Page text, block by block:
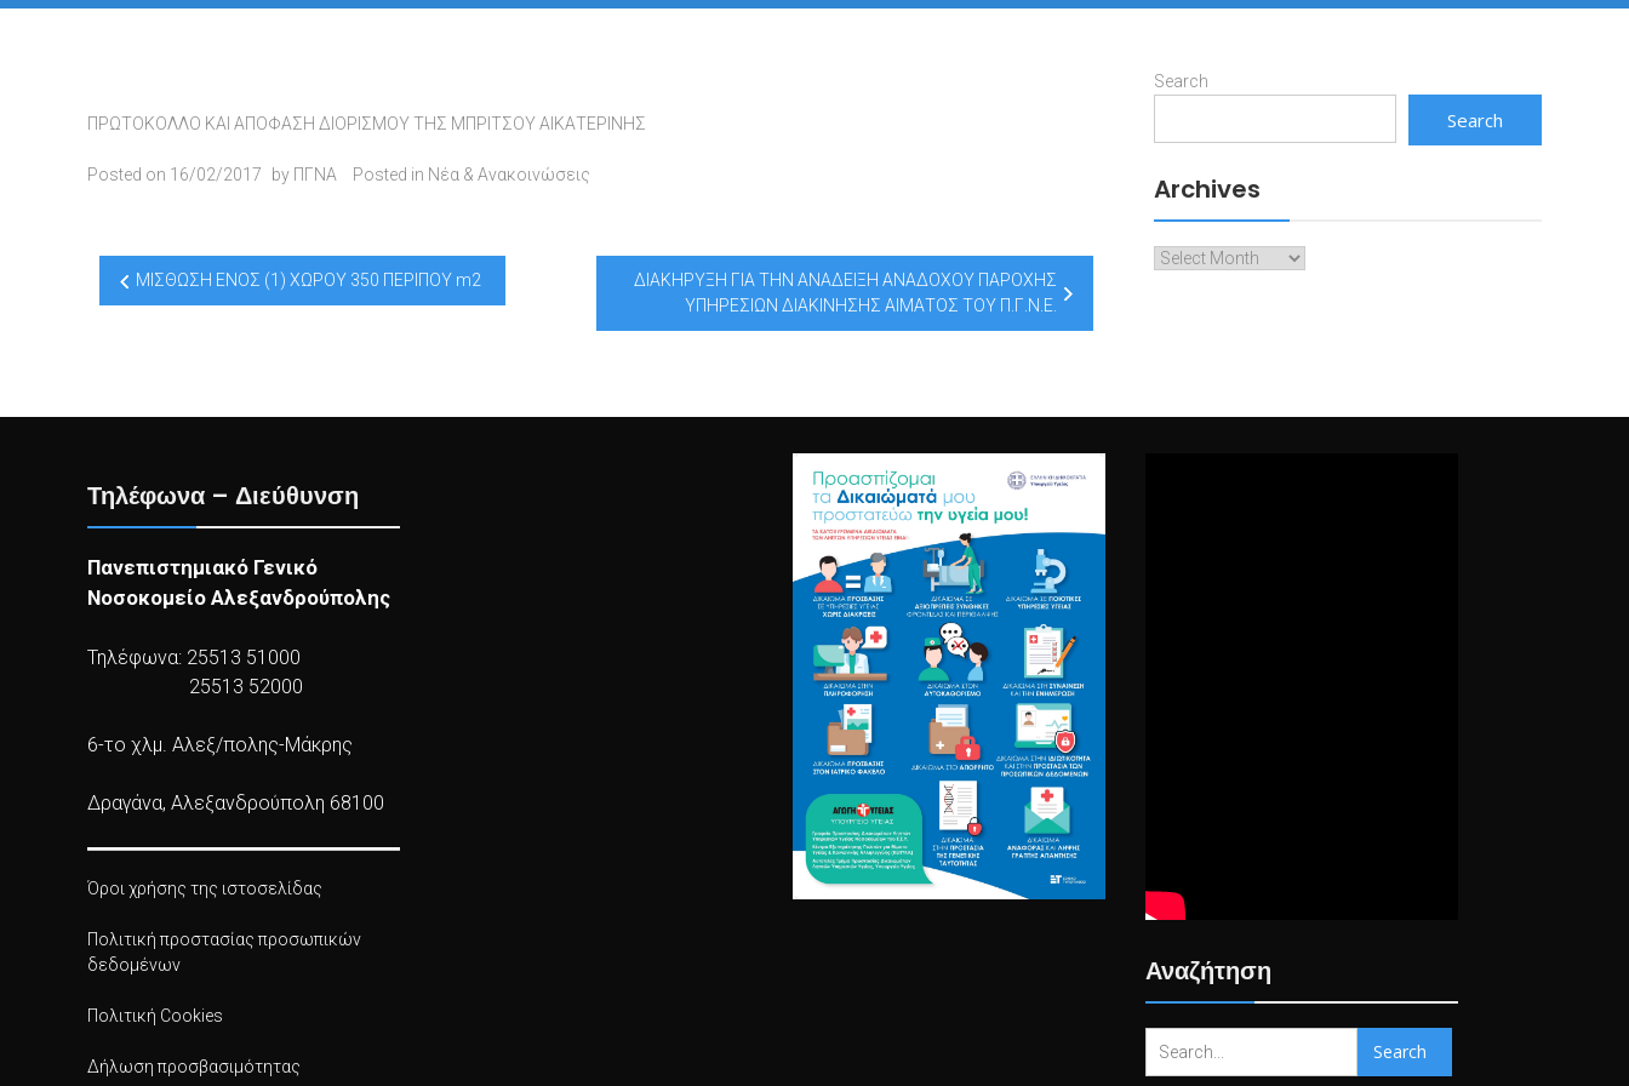
ΠΡΩΤΟΚΟΛΛΟ ΚΑΙ ΑΠΟΦΑΣΗ ΔΙΟΡΙΣΜΟΥ ΤΗΣ ΜΠΡΙΤΣΟΥ ΑΙΚΑΤΕΡΙΝΗΣ
Posted on 16/02/2017 by ΠΓΝΑ Posted in Νέα & Ανακοινώσεις
Post
navigation
ΜΙΣΘΩΣΗ ΕΝΟΣ (1) ΧΩΡΟΥ 350 ΠΕΡΙΠΟΥ m2
ΔΙΑΚΗΡΥΞΗ ΓΙΑ ΤΗΝ ΑΝΑΔΕΙΞΗ ΑΝΑΔΟΧΟΥ ΠΑΡΟΧΗΣ
ΥΠΗΡΕΣΙΩΝ ΔΙΑΚΙΝΗΣΗΣ ΑΙΜΑΤΟΣ ΤΟΥ Π.Γ.Ν.Ε.
Search
Search
Archives
Archives
Τηλέφωνα – Διεύθυνση
Πανεπιστημιακό Γενικό
Νοσοκομείο Αλεξανδρούπολης
Τηλέφωνα: 25513 51000
25513 52000
6-το χλμ. Αλεξ/πολης-Μάκρης
Δραγάνα, Αλεξανδρούπολη 68100
Όροι χρήσης της ιστοσελίδας
Πολιτική προστασίας προσωπικών
δεδομένων
Πολιτική Cookies
Δήλωση προσβασιμότητας
Αναζήτηση
for: